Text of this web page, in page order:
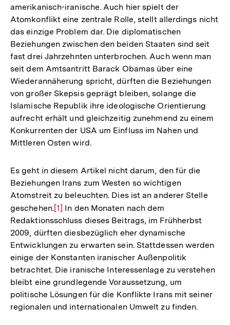
amerikanisch-iranische. Auch hier spielt der
Atomkonflikt eine zentrale Rolle, stellt allerdings nicht
das einzige Problem dar. Die diplomatischen
Beziehungen zwischen den beiden Staaten sind seit
fast drei Jahrzehnten unterbrochen. Auch wenn man
seit dem Amtsantritt Barack Obamas über eine
Wiederannäherung spricht, dürften die Beziehungen
von großer Skepsis geprägt bleiben, solange die
Islamische Republik ihre ideologische Orientierung
aufrecht erhält und gleichzeitig zunehmend zu einem
Konkurrenten der USA um Einfluss im Nahen und
Mittleren Osten wird.
Es geht in diesem Artikel nicht darum, den für die
Beziehungen Irans zum Westen so wichtigen
Atomstreit zu beleuchten. Dies ist an anderer Stelle
geschehen.Zur
Auflösung
der
Fußnote
[1] In den Monaten nach dem
Redaktionsschluss dieses Beitrags, im Frühherbst
2009, dürften diesbezüglich eher dynamische
Entwicklungen zu erwarten sein. Stattdessen werden
einige der Konstanten iranischer Außenpolitik
betrachtet. Die iranische Interessenlage zu verstehen
bleibt eine grundlegende Voraussetzung, um
politische Lösungen für die Konflikte Irans mit seiner
regionalen und internationalen Umwelt zu finden.